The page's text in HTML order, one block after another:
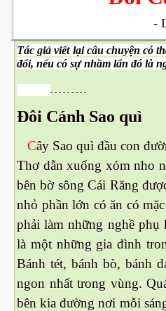
-
Tác giả viết lại câu chuyện có
đổi, nếu có sự nhầm lẩn đó là
- - - - - - - - -
Đôi Cánh Sao quì
Cây Sao quì đầu con
Thơ dẫn xuống xóm nho
bên bờ sông Cái Răng
nhỏ phần lớn có ăn có
phải làm những nghề
là một những gia đình
Bánh tét, bánh bò, bánh
ngon nhất trong vùng.
bên kia đường nơi mỗi
2
3
4